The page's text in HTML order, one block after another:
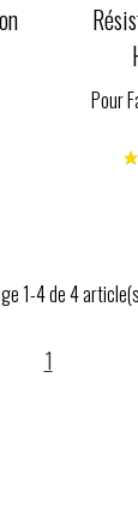
Pour
1-4 de 4
1